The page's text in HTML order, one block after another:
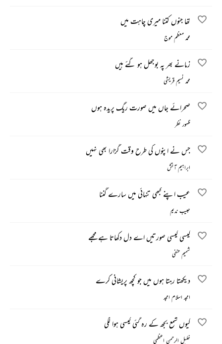
تھا جنوں کتنا میری چاہت میں
محمد معظم موج
زمانے بھر پہ بوجھل ہو گئے ہیں
محمد نسیم قریشی
صحرائے جاں میں صورت ریگ پریدہ ہوں
ظہور نظر
جس نے اپنوں کی طرح وقت گزارا بھی نہیں
ابراہیم آتش
عیب اپنے کبھی تنہائی میں سارے گننا
حبیب ندیم
کیسی کیسی صورتیں اے دل دکھاتا ہے مجھے
شمیم حنفی
دیکھتا رہتا ہوں میں جو کچھ پریشانی کرے
امجد اسلام امجد
کیوں شمع بجھ کے رہ گئی کیسی ہوا لگی
خلیل الرحمن اعظمی